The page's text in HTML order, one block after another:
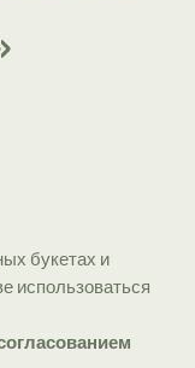
букетах и
использоваться